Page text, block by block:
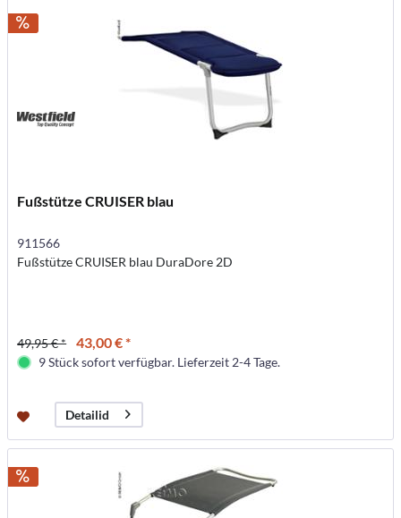
Fußstütze CRUISER blau
911566
Fußstütze CRUISER blau DuraDore 2D
49,95 € * 43,00 € *
9 Stück sofort verfügbar. Lieferzeit 2-4 Tage.
Detailid